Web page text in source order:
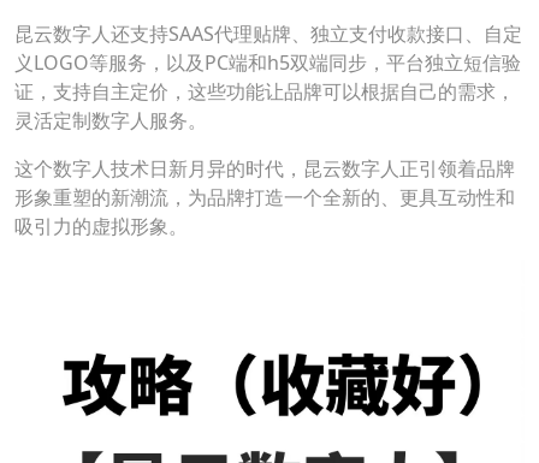
昆云数字人还支持SAAS代理贴牌、独立支付收款接口、自定
义LOGO等服务，以及PC端和h5双端同步，平台独立短信验
证，支持自主定价，这些功能让品牌可以根据自己的需求，
灵活定制数字人服务。
这个数字人技术日新月异的时代，昆云数字人正引领着品牌
形象重塑的新潮流，为品牌打造一个全新的、更具互动性和
吸引力的虚拟形象。